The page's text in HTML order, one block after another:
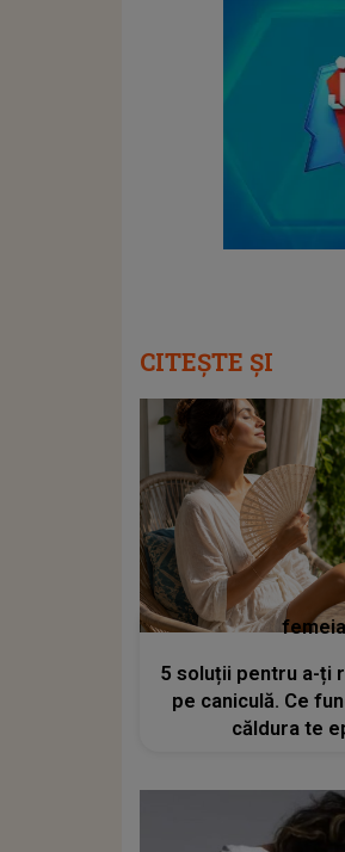
CITEȘTE ȘI
5 soluții pentru a-ți
pe caniculă. Ce
căldura te